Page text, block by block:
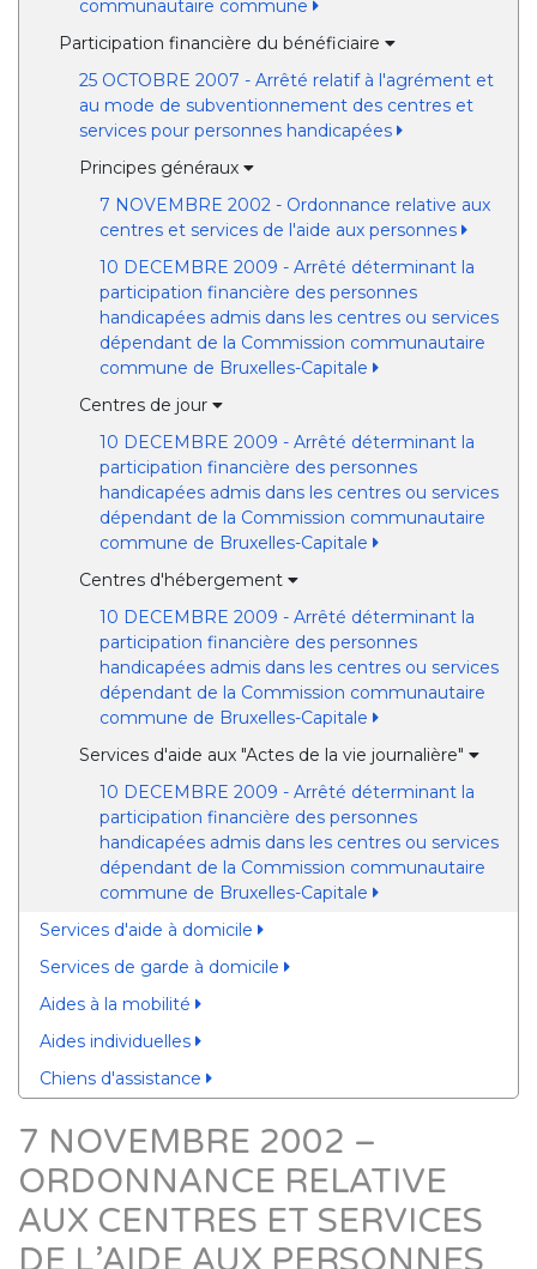
communautaire commune
Participation financière du bénéficiaire
25 OCTOBRE 2007 - Arrêté relatif à l'agrément et
au mode de subventionnement des centres et
services pour personnes handicapées
Principes généraux
7 NOVEMBRE 2002 - Ordonnance relative aux
centres et services de l'aide aux personnes
10 DECEMBRE 2009 - Arrêté déterminant la
participation financière des personnes
handicapées admis dans les centres ou services
dépendant de la Commission communautaire
commune de Bruxelles-Capitale
Centres de jour
10 DECEMBRE 2009 - Arrêté déterminant la
participation financière des personnes
handicapées admis dans les centres ou services
dépendant de la Commission communautaire
commune de Bruxelles-Capitale
Centres d'hébergement
10 DECEMBRE 2009 - Arrêté déterminant la
participation financière des personnes
handicapées admis dans les centres ou services
dépendant de la Commission communautaire
commune de Bruxelles-Capitale
Services d'aide aux "Actes de la vie journalière"
10 DECEMBRE 2009 - Arrêté déterminant la
participation financière des personnes
handicapées admis dans les centres ou services
dépendant de la Commission communautaire
commune de Bruxelles-Capitale
Services d'aide à domicile
Services de garde à domicile
Aides à la mobilité
Aides individuelles
Chiens d'assistance
7 NOVEMBRE 2002 –
ORDONNANCE RELATIVE
AUX CENTRES ET SERVICES
DE L’AIDE AUX PERSONNES